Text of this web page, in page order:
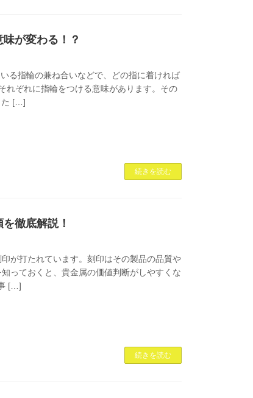
が変わる！？
る指輪の兼ね合いなどで、どの指に着ければ
れぞれに指輪をつける意味があります。その
た […]
続きを読む
徹底解説！
が打たれています。刻印はその製品の品質や
っておくと、貴金属の価値判断がしやすくな
[…]
続きを読む